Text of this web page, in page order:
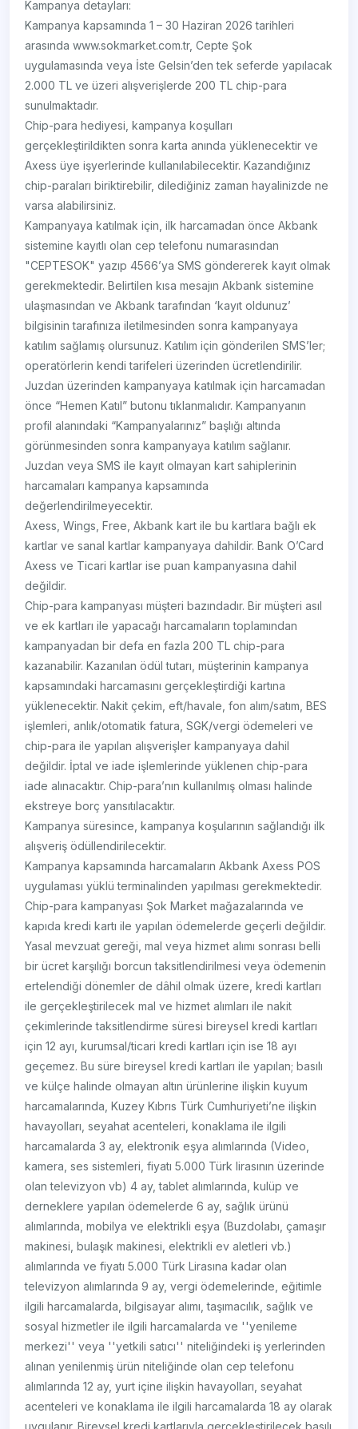
Kampanya detayları:
Kampanya kapsamında 1 – 30 Haziran 2026 tarihleri
arasında www.sokmarket.com.tr, Cepte Şok
uygulamasında veya İste Gelsin’den tek seferde yapılacak
2.000 TL ve üzeri alışverişlerde 200 TL chip-para
sunulmaktadır.
Chip-para hediyesi, kampanya koşulları
gerçekleştirildikten sonra karta anında yüklenecektir ve
Axess üye işyerlerinde kullanılabilecektir. Kazandığınız
chip-paraları biriktirebilir, dilediğiniz zaman hayalinizde ne
varsa alabilirsiniz.
Kampanyaya katılmak için, ilk harcamadan önce Akbank
sistemine kayıtlı olan cep telefonu numarasından
"CEPTESOK" yazıp 4566’ya SMS göndererek kayıt olmak
gerekmektedir. Belirtilen kısa mesajın Akbank sistemine
ulaşmasından ve Akbank tarafından ‘kayıt oldunuz’
bilgisinin tarafınıza iletilmesinden sonra kampanyaya
katılım sağlamış olursunuz. Katılım için gönderilen SMS’ler;
operatörlerin kendi tarifeleri üzerinden ücretlendirilir.
Juzdan üzerinden kampanyaya katılmak için harcamadan
önce “Hemen Katıl” butonu tıklanmalıdır. Kampanyanın
profil alanındaki “Kampanyalarınız” başlığı altında
görünmesinden sonra kampanyaya katılım sağlanır.
Juzdan veya SMS ile kayıt olmayan kart sahiplerinin
harcamaları kampanya kapsamında
değerlendirilmeyecektir.
Axess, Wings, Free, Akbank kart ile bu kartlara bağlı ek
kartlar ve sanal kartlar kampanyaya dahildir. Bank O’Card
Axess ve Ticari kartlar ise puan kampanyasına dahil
değildir.
Chip-para kampanyası müşteri bazındadır. Bir müşteri asıl
ve ek kartları ile yapacağı harcamaların toplamından
kampanyadan bir defa en fazla 200 TL chip-para
kazanabilir. Kazanılan ödül tutarı, müşterinin kampanya
kapsamındaki harcamasını gerçekleştirdiği kartına
yüklenecektir. Nakit çekim, eft/havale, fon alım/satım, BES
işlemleri, anlık/otomatik fatura, SGK/vergi ödemeleri ve
chip-para ile yapılan alışverişler kampanyaya dahil
değildir. İptal ve iade işlemlerinde yüklenen chip-para
iade alınacaktır. Chip-para’nın kullanılmış olması halinde
ekstreye borç yansıtılacaktır.
Kampanya süresince, kampanya koşularının sağlandığı ilk
alışveriş ödüllendirilecektir.
Kampanya kapsamında harcamaların Akbank Axess POS
uygulaması yüklü terminalinden yapılması gerekmektedir.
Chip-para kampanyası Şok Market mağazalarında ve
kapıda kredi kartı ile yapılan ödemelerde geçerli değildir.
Yasal mevzuat gereği, mal veya hizmet alımı sonrası belli
bir ücret karşılığı borcun taksitlendirilmesi veya ödemenin
ertelendiği dönemler de dâhil olmak üzere, kredi kartları
ile gerçekleştirilecek mal ve hizmet alımları ile nakit
çekimlerinde taksitlendirme süresi bireysel kredi kartları
için 12 ayı, kurumsal/ticari kredi kartları için ise 18 ayı
geçemez. Bu süre bireysel kredi kartları ile yapılan; basılı
ve külçe halinde olmayan altın ürünlerine ilişkin kuyum
harcamalarında, Kuzey Kıbrıs Türk Cumhuriyeti’ne ilişkin
havayolları, seyahat acenteleri, konaklama ile ilgili
harcamalarda 3 ay, elektronik eşya alımlarında (Video,
kamera, ses sistemleri, fiyatı 5.000 Türk lirasının üzerinde
olan televizyon vb) 4 ay, tablet alımlarında, kulüp ve
derneklere yapılan ödemelerde 6 ay, sağlık ürünü
alımlarında, mobilya ve elektrikli eşya (Buzdolabı, çamaşır
makinesi, bulaşık makinesi, elektrikli ev aletleri vb.)
alımlarında ve fiyatı 5.000 Türk Lirasına kadar olan
televizyon alımlarında 9 ay, vergi ödemelerinde, eğitimle
ilgili harcamalarda, bilgisayar alımı, taşımacılık, sağlık ve
sosyal hizmetler ile ilgili harcamalarda ve ''yenileme
merkezi'' veya ''yetkili satıcı'' niteliğindeki iş yerlerinden
alınan yenilenmiş ürün niteliğinde olan cep telefonu
alımlarında 12 ay, yurt içine ilişkin havayolları, seyahat
acenteleri ve konaklama ile ilgili harcamalarda 18 ay olarak